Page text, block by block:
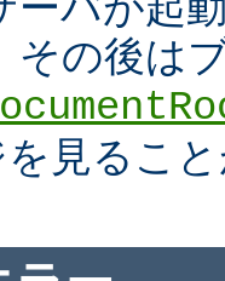
その後は
見るこ